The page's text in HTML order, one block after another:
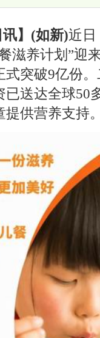
讯】(如新)近日
滋养计划”迎
突破9亿份
送达全球50
提供营养支持